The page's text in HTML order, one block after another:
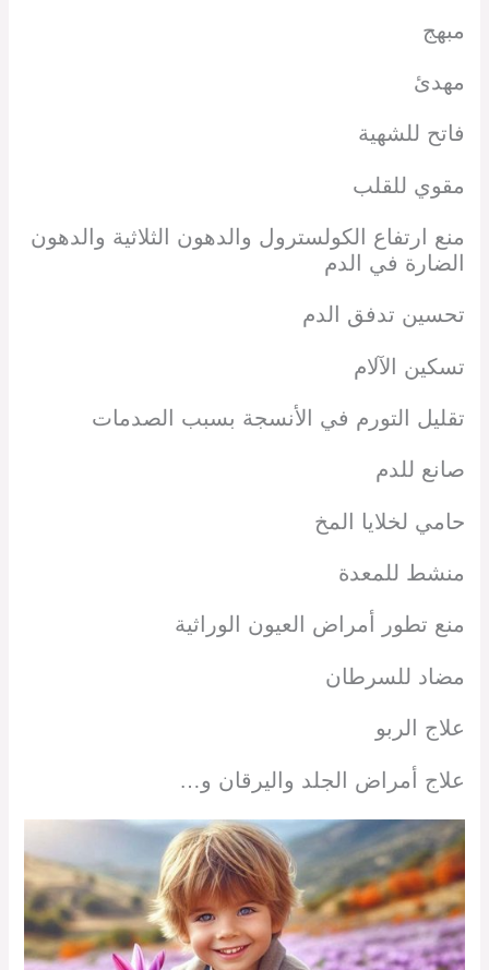
مبهج
مهدئ
فاتح للشهية
مقوي للقلب
منع ارتفاع الكولسترول والدهون الثلاثية والدهون
الضارة في الدم
تحسين تدفق الدم
تسكين الآلام
تقليل التورم في الأنسجة بسبب الصدمات
صانع للدم
حامي لخلايا المخ
منشط للمعدة
منع تطور أمراض العيون الوراثية
مضاد للسرطان
علاج الربو
علاج أمراض الجلد واليرقان و…